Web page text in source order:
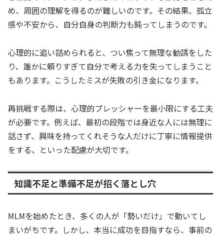
め、周囲の理解を得るのが難しいのです。その結果、孤立
感や不安から、自分自身の判断力も鈍ってしまうのです。
心理的に追い詰められると、つい焦って無理な勧誘をした
り、誰かに頼りすぎて自分で考える力を失ってしまうこと
もあります。こうしたミスが失敗の引き金になります。
再挑戦する際は、心理的プレッシャーを最小限にする工夫
が必要です。例えば、最初の段階では身近な人には無理に
話さず、興味を持ってくれそうな人だけに丁寧に情報提供
をする、といった配慮が大切です。
知識不足と準備不足が招く落とし穴
MLMを始めたとき、多くの人が「勢いだけ」で動いてし
まいがちです。しかし、本当に成功を目指すなら、事前の